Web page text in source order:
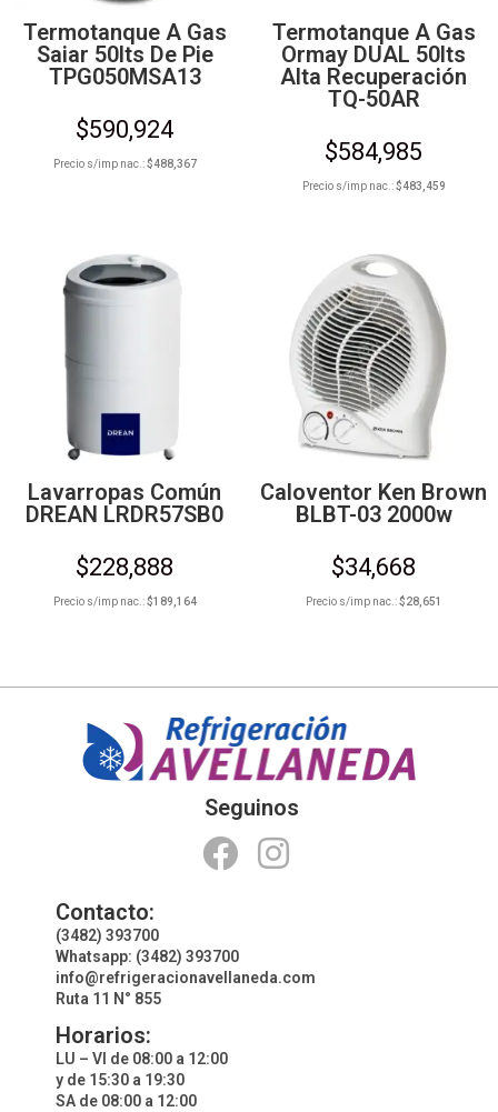
Termotanque A Gas
Saiar 50lts De Pie
TPG050MSA13
$590,924
Precio s/imp nac.:$488,367
Termotanque A Gas
Ormay DUAL 50lts
Alta Recuperación
TQ-50AR
$584,985
Precio s/imp nac.:$483,459
Lavarropas Común
DREAN LRDR57SB0
$228,888
Precio s/imp nac.:$189,164
Caloventor Ken Brown
BLBT-03 2000w
$34,668
Precio s/imp nac.:$28,651
Seguinos
Contacto:
(3482) 393700
Whatsapp: (3482) 393700
info@refrigeracionavellaneda.com
Ruta 11 N° 855
Horarios:
LU – VI de 08:00 a 12:00
y de 15:30 a 19:30
SA de 08:00 a 12:00